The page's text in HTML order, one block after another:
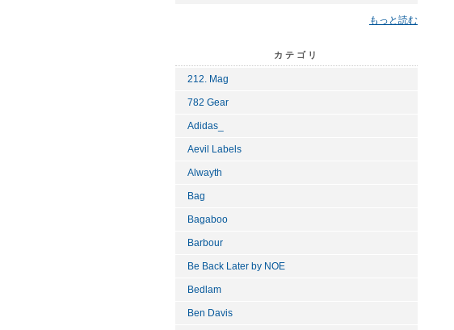
もっと読む
カテゴリ
212. Mag
782 Gear
Adidas_
Aevil Labels
Alwayth
Bag
Bagaboo
Barbour
Be Back Later by NOE
Bedlam
Ben Davis